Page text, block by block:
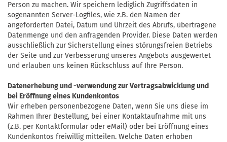
Person zu machen. Wir speichern lediglich Zugriffsdaten in
sogenannten Server-Logfiles, wie z.B. den Namen der
angeforderten Datei, Datum und Uhrzeit des Abrufs, übertragene
Datenmenge und den anfragenden Provider. Diese Daten werden
ausschließlich zur Sicherstellung eines störungsfreien Betriebs
der Seite und zur Verbesserung unseres Angebots ausgewertet
und erlauben uns keinen Rückschluss auf Ihre Person.
Datenerhebung und -verwendung zur Vertragsabwicklung und
bei Eröffnung eines Kundenkontos
Wir erheben personenbezogene Daten, wenn Sie uns diese im
Rahmen Ihrer Bestellung, bei einer Kontaktaufnahme mit uns
(z.B. per Kontaktformular oder eMail) oder bei Eröffnung eines
Kundenkontos freiwillig mitteilen. Welche Daten erhoben